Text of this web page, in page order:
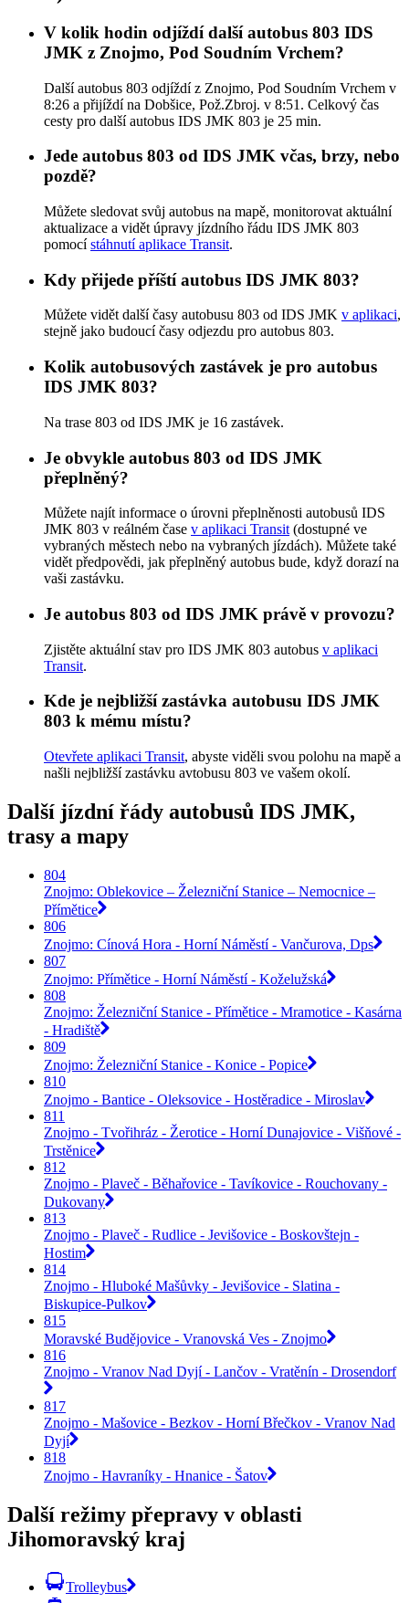
V kolik hodin odjíždí další autobus 803 IDS
JMK z Znojmo, Pod Soudním Vrchem?
Další autobus 803 odjíždí z Znojmo, Pod Soudním Vrchem v
8:26 a přijíždí na Dobšice, Pož.Zbroj. v 8:51. Celkový čas
cesty pro další autobus IDS JMK 803 je 25 min.
Jede autobus 803 od IDS JMK včas, brzy, nebo
pozdě?
Můžete sledovat svůj autobus na mapě, monitorovat aktuální
aktualizace a vidět úpravy jízdního řádu IDS JMK 803
pomocístáhnutí aplikace Transit.
Kdy přijede příští autobus IDS JMK 803?
Můžete vidět další časy autobusu 803 od IDS JMK v aplikaci,
stejně jako budoucí časy odjezdu pro autobus 803.
Kolik autobusových zastávek je pro autobus
IDS JMK 803?
Na trase 803 od IDS JMK je 16 zastávek.
Je obvykle autobus 803 od IDS JMK
přeplněný?
Můžete najít informace o úrovni přeplněnosti autobusů IDS
JMK 803 v reálném čase v aplikaci Transit (dostupné ve
vybraných městech nebo na vybraných jízdách). Můžete také
vidět předpovědi, jak přeplněný autobus bude, když dorazí na
vaši zastávku.
Je autobus 803 od IDS JMK právě v provozu?
Zjistěte aktuální stav pro IDS JMK 803 autobus v aplikaci
Transit.
Kde je nejbližší zastávka autobusu IDS JMK
803 k mému místu?
Otevřete aplikaci Transit, abyste viděli svou polohu na mapě a
našli nejbližší zastávku avtobusu 803 ve vašem okolí.
Další jízdní řády autobusů IDS JMK,
trasy a mapy
804
Znojmo: Oblekovice – Železniční Stanice – Nemocnice –
Přímětice
806
Znojmo: Cínová Hora - Horní Náměstí - Vančurova, Dps
807
Znojmo: Přímětice - Horní Náměstí - Koželužská
808
Znojmo: Železniční Stanice - Přímětice - Mramotice - Kasárna
- Hradiště
809
Znojmo: Železniční Stanice - Konice - Popice
810
Znojmo - Bantice - Oleksovice - Hostěradice - Miroslav
811
Znojmo - Tvořihráz - Žerotice - Horní Dunajovice - Višňové -
Trstěnice
812
Znojmo - Plaveč - Běhařovice - Tavíkovice - Rouchovany -
Dukovany
813
Znojmo - Plaveč - Rudlice - Jevišovice - Boskovštejn -
Hostim
814
Znojmo - Hluboké Mašůvky - Jevišovice - Slatina -
Biskupice-Pulkov
815
Moravské Budějovice - Vranovská Ves - Znojmo
816
Znojmo - Vranov Nad Dyjí - Lančov - Vratěnín - Drosendorf
817
Znojmo - Mašovice - Bezkov - Horní Břečkov - Vranov Nad
Dyjí
818
Znojmo - Havraníky - Hnanice - Šatov
Další režimy přepravy v oblasti
Jihomoravský kraj
Trolleybus